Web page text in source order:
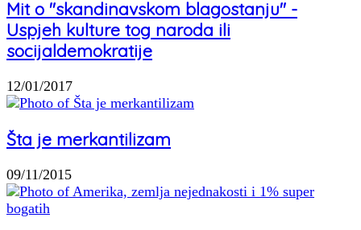
Mit o "skandinavskom blagostanju" -
Uspjeh kulture tog naroda ili
socijaldemokratije
12/01/2017
Šta je merkantilizam
09/11/2015